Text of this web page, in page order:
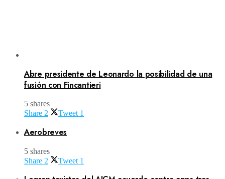
Abre presidente de Leonardo la posibilidad de una
fusión con Fincantieri
5 shares
Share 2 Tweet 1
Aerobreves
5 shares
Share 2 Tweet 1